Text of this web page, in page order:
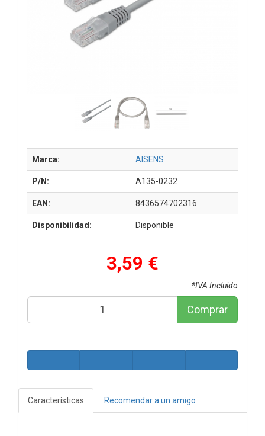
Marca: AISENS
P/N: A135-0232
EAN: 8436574702316
Disponibilidad: Disponible
3,59 €
*IVA Incluido
Comprar
Características Recomendar a un amigo